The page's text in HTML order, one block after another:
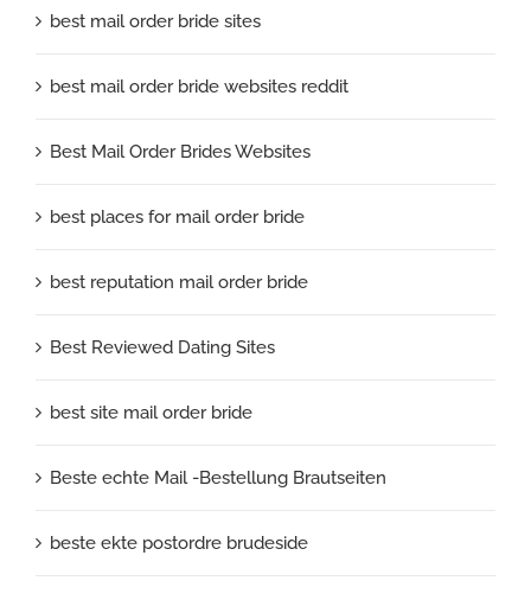
best mail order bride sites
best mail order bride websites reddit
Best Mail Order Brides Websites
best places for mail order bride
best reputation mail order bride
Best Reviewed Dating Sites
best site mail order bride
Beste echte Mail -Bestellung Brautseiten
beste ekte postordre brudeside